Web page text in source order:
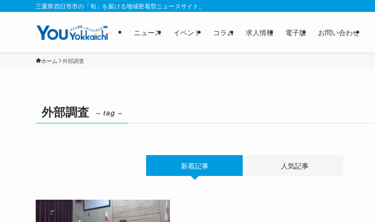
三重県四日市市の「旬」を届ける地域密着型ニュースサイト。
ニュース イベント コラム 求人情報 電子版 お問い合わせ
ホーム 外部調査
外部調査 – tag –
新着記事 人気記事